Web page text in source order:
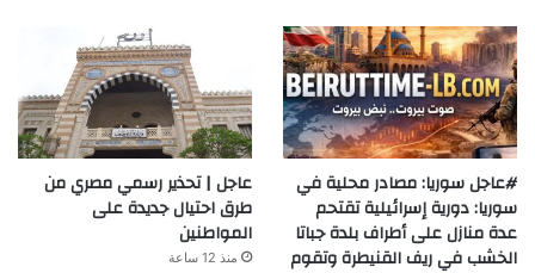
#عاجل سوريا: مصادر محلية في
سوريا: دورية إسرائيلية تقتحم
عدة منازل على أطراف بلدة جباتا
الخشب في ريف القنيطرة وتقوم
عاجل | تحذير رسمي مصري من
طرق احتيال جديدة على
المواطنين
منذ 12 ساعة